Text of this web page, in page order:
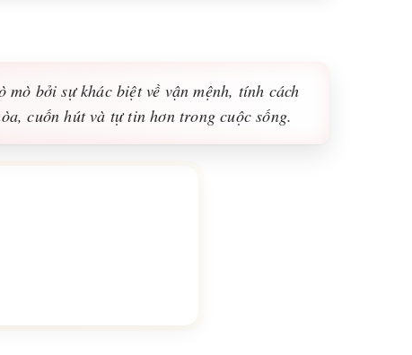
bởi sự khác biệt về vận mệnh, tính cách
cuốn hút và tự tin hơn trong cuộc sống.